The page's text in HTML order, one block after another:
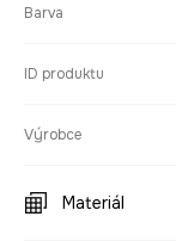
Barva
ID produktu
Výrobce
Materiál